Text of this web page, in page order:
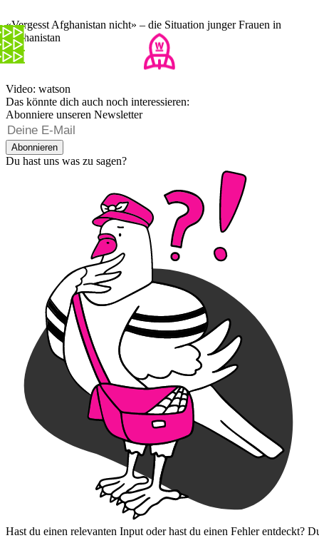
«Vergesst Afghanistan nicht» – die Situation junger Frauen in
Afghanistan
Video: watson
Das könnte dich auch noch interessieren:
Abonniere unseren Newsletter
Abonnieren
Du hast uns was zu sagen?
Hast du einen relevanten Input oder hast du einen Fehler entdeckt?